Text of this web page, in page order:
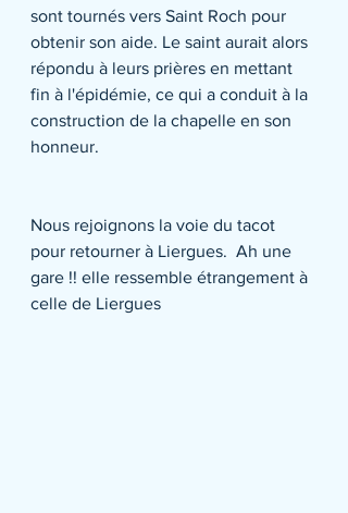
sont tournés vers Saint Roch pour
obtenir son aide. Le saint aurait alors
répondu à leurs prières en mettant
fin à l'épidémie, ce qui a conduit à la
construction de la chapelle en son
honneur.
Nous rejoignons la voie du tacot
pour retourner à Liergues.  Ah une
gare !! elle ressemble étrangement à
celle de Liergues